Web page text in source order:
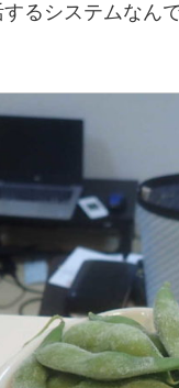
るシステムな